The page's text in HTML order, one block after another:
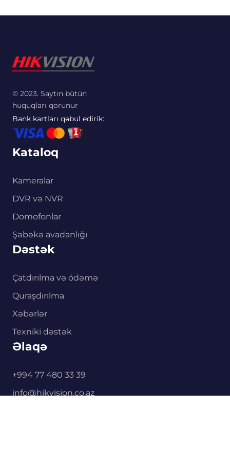
© 2023. Saytın bütün
hüquqları qorunur
Bank kartları qəbul edirik:
Kataloq
Kameralar
DVR və NVR
Domofonlar
Şəbəkə avadanlığı
Dəstək
Çatdırılma və ödəmə
Quraşdırılma
Xəbərlər
Texniki dəstək
Əlaqə
+994 77 480 33 39
info@hikvision.co.az